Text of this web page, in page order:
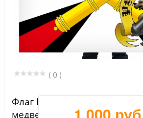
( 0 )
Флаг Ракетных войск и
медведем